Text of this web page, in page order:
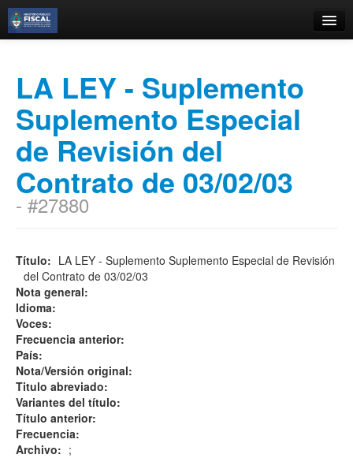
Búsqueda Avanzada
Estantes Virtuales
Contacto
LA LEY - Suplemento
Suplemento Especial
de Revisión del
Contrato de 03/02/03
- #27880
Título: LA LEY - Suplemento Suplemento Especial de Revisión
del Contrato de 03/02/03
Nota general:
Idioma:
Voces:
Frecuencia anterior:
País:
Nota/Versión original:
Titulo abreviado:
Variantes del título:
Título anterior:
Frecuencia:
Archivo: ;